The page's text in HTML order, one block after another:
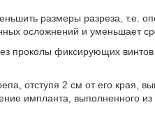
размеры разреза, т.е.
осложнений и уменьшает
проколы фиксирующих винтов
отступя 2 см от его края,
импланта, выполненного из